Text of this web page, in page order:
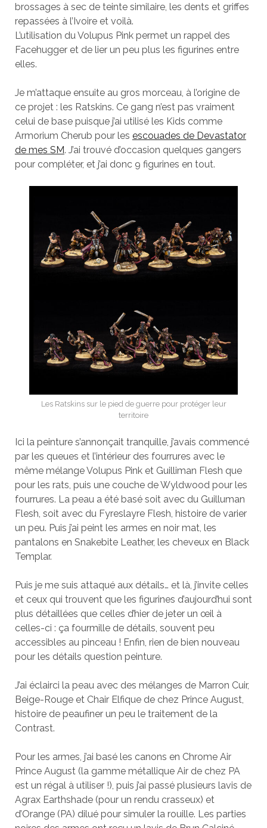
brossages à sec de teinte similaire, les dents et griffes
repassées à l’Ivoire et voilà.
L’utilisation du Volupus Pink permet un rappel des
Facehugger et de lier un peu plus les figurines entre
elles.
Je m’attaque ensuite au gros morceau, à l’origine de
ce projet : les Ratskins. Ce gang n’est pas vraiment
celui de base puisque j’ai utilisé les Kids comme
Armorium Cherub pour les escouades de Devastator
de mes SM. J’ai trouvé d’occasion quelques gangers
pour compléter, et j’ai donc 9 figurines en tout.
Les Ratskins sur le pied de guerre pour protéger leur
territoire
Ici la peinture s’annonçait tranquille, j’avais commencé
par les queues et l’intérieur des fourrures avec le
même mélange Volupus Pink et Guilliman Flesh que
pour les rats, puis une couche de Wyldwood pour les
fourrures. La peau a été basé soit avec du Guilluman
Flesh, soit avec du Fyreslayre Flesh, histoire de varier
un peu. Puis j’ai peint les armes en noir mat, les
pantalons en Snakebite Leather, les cheveux en Black
Templar.
Puis je me suis attaqué aux détails… et là, j’invite celles
et ceux qui trouvent que les figurines d’aujourd’hui sont
plus détaillées que celles d’hier de jeter un œil à
celles-ci : ça fourmille de détails, souvent peu
accessibles au pinceau ! Enfin, rien de bien nouveau
pour les détails question peinture.
J’ai éclairci la peau avec des mélanges de Marron Cuir,
Beige-Rouge et Chair Elfique de chez Prince August,
histoire de peaufiner un peu le traitement de la
Contrast.
Pour les armes, j’ai basé les canons en Chrome Air
Prince August (la gamme métallique Air de chez PA
est un régal à utiliser !), puis j’ai passé plusieurs lavis de
Agrax Earthshade (pour un rendu crasseux) et
d’Orange (PA) dilué pour simuler la rouille. Les parties